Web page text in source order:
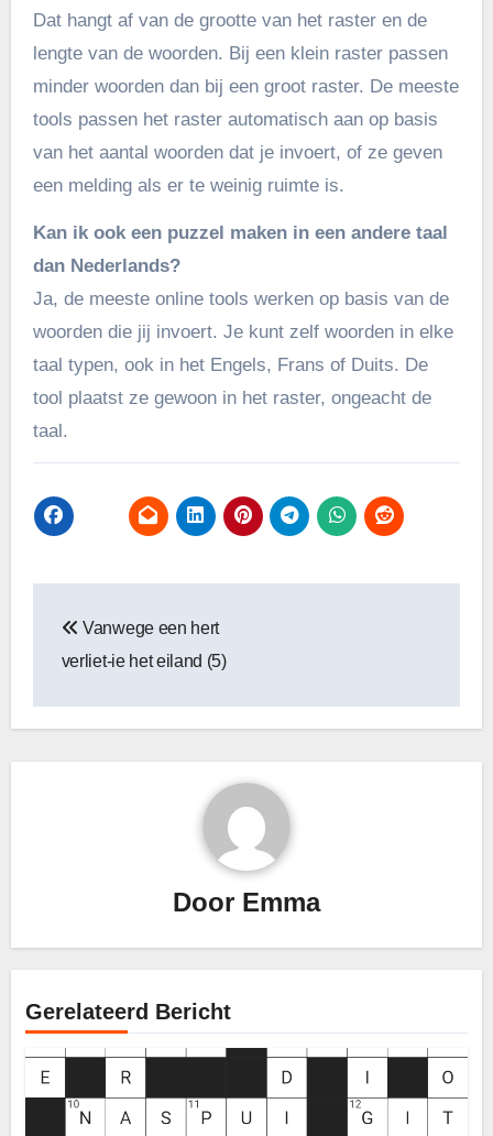
Dat hangt af van de grootte van het raster en de
lengte van de woorden. Bij een klein raster passen
minder woorden dan bij een groot raster. De meeste
tools passen het raster automatisch aan op basis
van het aantal woorden dat je invoert, of ze geven
een melding als er te weinig ruimte is.
Kan ik ook een puzzel maken in een andere taal
dan Nederlands?
Ja, de meeste online tools werken op basis van de
woorden die jij invoert. Je kunt zelf woorden in elke
taal typen, ook in het Engels, Frans of Duits. De
tool plaatst ze gewoon in het raster, ongeacht de
taal.
navigatie
Vanwege een hert
verliet-ie het eiland (5)
Door Emma
Gerelateerd Bericht